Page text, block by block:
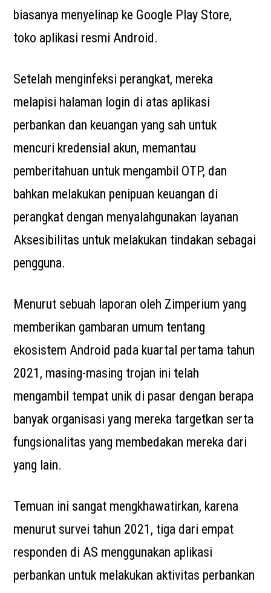
biasanya menyelinap ke Google Play Store,
toko aplikasi resmi Android.
Setelah menginfeksi perangkat, mereka
melapisi halaman login di atas aplikasi
perbankan dan keuangan yang sah untuk
mencuri kredensial akun, memantau
pemberitahuan untuk mengambil OTP, dan
bahkan melakukan penipuan keuangan di
perangkat dengan menyalahgunakan layanan
Aksesibilitas untuk melakukan tindakan sebagai
pengguna.
Menurut sebuah laporan oleh Zimperium yang
memberikan gambaran umum tentang
ekosistem Android pada kuartal pertama tahun
2021, masing-masing trojan ini telah
mengambil tempat unik di pasar dengan berapa
banyak organisasi yang mereka targetkan serta
fungsionalitas yang membedakan mereka dari
yang lain.
Temuan ini sangat mengkhawatirkan, karena
menurut survei tahun 2021, tiga dari empat
responden di AS menggunakan aplikasi
perbankan untuk melakukan aktivitas perbankan